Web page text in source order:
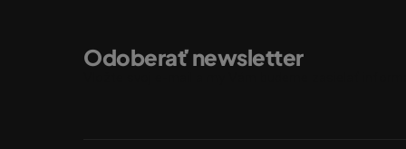
Odoberať newsletter